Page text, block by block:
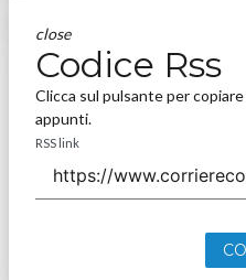
close
Codice Rss
Clicca sul pulsante per copiare
appunti.
RSS link